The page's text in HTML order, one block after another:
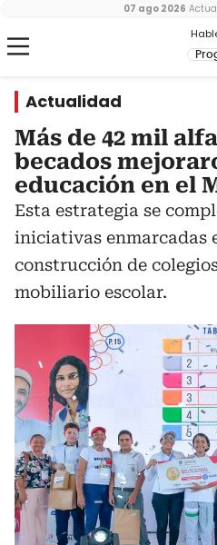
07 ago 2026
Actualidad
Más de 42 mil
becados
educación en el
Esta estrategia se
iniciativas enmarcadas
construcción de
mobiliario escolar.